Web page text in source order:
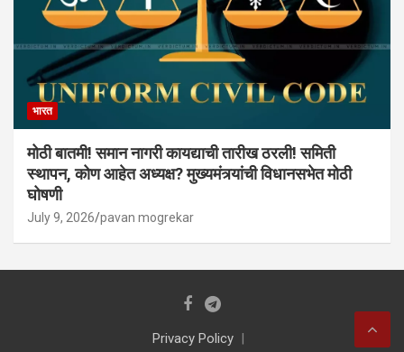
भारत
मोठी बातमी! समान नागरी कायद्याची तारीख ठरली! समिती
स्थापन, कोण आहेत अध्यक्ष? मुख्यमंत्र्यांची विधानसभेत मोठी
घोषणी
July 9, 2026 pavan mogrekar
Privacy Policy